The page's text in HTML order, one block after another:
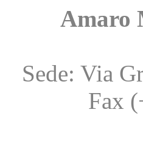
Amaro
Sede: Via
Fax